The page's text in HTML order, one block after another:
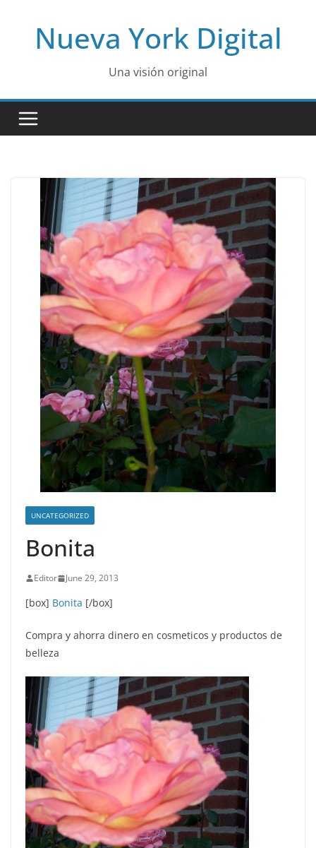
contentNueva York Digital
Una visión original
UNCATEGORIZED
Bonita
Editor June 29, 2013
[box] Bonita [/box]
Compra y ahorra dinero en cosmeticos y productos de
belleza